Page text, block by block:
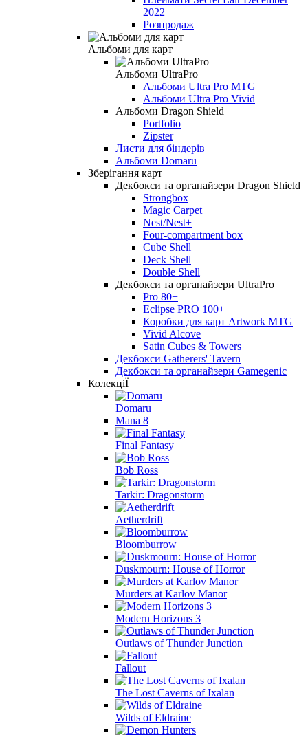
2022
Розпродаж
Альбоми для карт
Альбоми UltraPro
Альбоми Ultra Pro MTG
Альбоми Ultra Pro Vivid
Альбоми Dragon Shield
Portfolio
Zipster
Листи для біндерів
Альбоми Domaru
Зберігання карт
Декбокси та органайзери Dragon Shield
Strongbox
Magic Carpet
Nest/Nest+
Four-compartment box
Cube Shell
Deck Shell
Double Shell
Декбокси та органайзери UltraPro
Pro 80+
Eclipse PRO 100+
Коробки для карт Artwork MTG
Vivid Alcove
Satin Cubes & Towers
Декбокси Gatherers' Tavern
Декбокси та органайзери Gamegenic
КолекціЇ
Domaru
Mana 8
Final Fantasy
Bob Ross
Tarkir: Dragonstorm
Aetherdrift
Bloomburrow
Duskmourn: House of Horror
Murders at Karlov Manor
Modern Horizons 3
Outlaws of Thunder Junction
Fallout
The Lost Caverns of Ixalan
Wilds of Eldraine